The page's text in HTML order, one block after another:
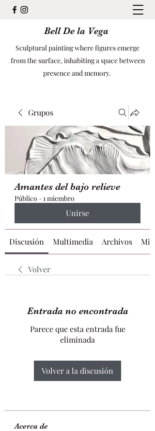
Bell De la Vega
Sculptural painting where figures emerge
from the surface, inhabiting a space between
presence and memory.
Grupos
Amantes del bajo relieve
Público · 1 miembro
Unirse
Discusión Multimedia Archivos
Volver
Entrada no encontrada
Parece que esta entrada fue
eliminada
Volver a la discusión
Acerca de